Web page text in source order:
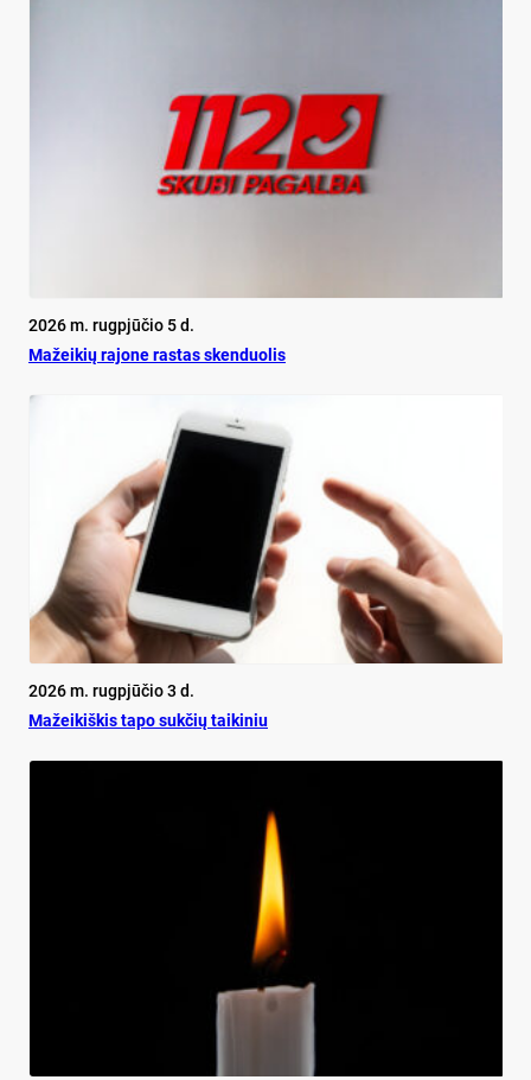
2026 m. rugpjūčio 5 d.
Mažeikių rajone rastas skenduolis
2026 m. rugpjūčio 3 d.
Mažeikiškis tapo sukčių taikiniu